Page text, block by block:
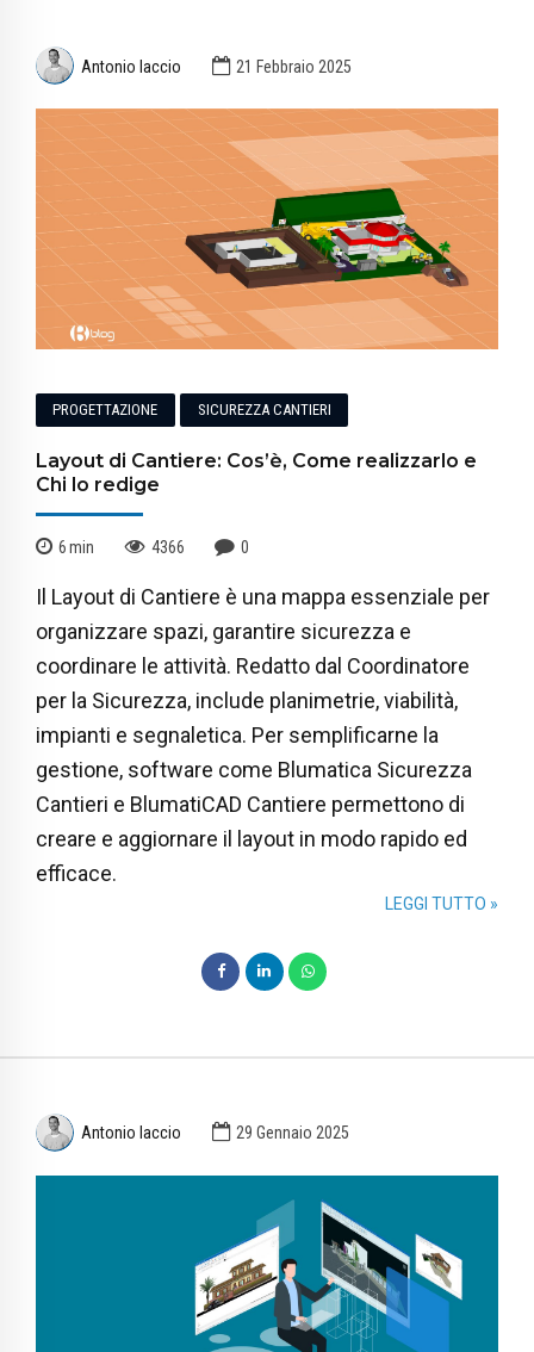
Antonio Iaccio 21 Febbraio 2025
PROGETTAZIONE SICUREZZA CANTIERI
Layout di Cantiere: Cos’è, Come realizzarlo e
Chi lo redige
6min 4366 0
Il Layout di Cantiere è una mappa essenziale per
organizzare spazi, garantire sicurezza e
coordinare le attività. Redatto dal Coordinatore
per la Sicurezza, include planimetrie, viabilità,
impianti e segnaletica. Per semplificarne la
gestione, software come Blumatica Sicurezza
Cantieri e BlumatiCAD Cantiere permettono di
creare e aggiornare il layout in modo rapido ed
efficace.
LEGGI TUTTO »
Antonio Iaccio 29 Gennaio 2025